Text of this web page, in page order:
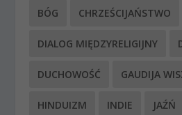
BÓG CHRZEŚCIJAŃSTWO
DIALOG MIĘDZYRELIGIJNY
DUCHOWOŚĆ GAUDIJA
HINDUIZM INDIE JAŹŃ